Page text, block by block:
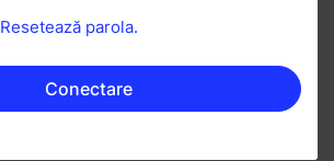
Mesaj
Resetează parola.
Conectare